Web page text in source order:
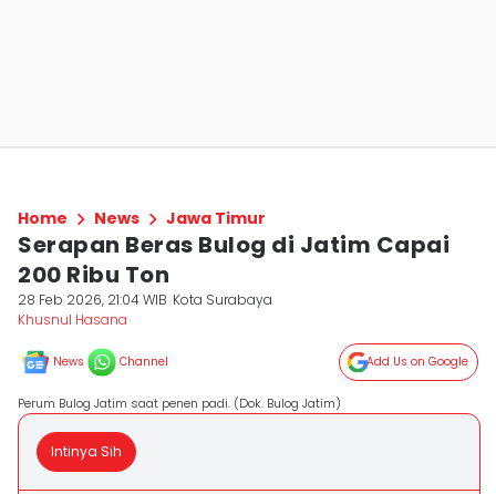
Home News Jawa Timur
Serapan Beras Bulog di Jatim Capai
200 Ribu Ton
28 Feb 2026, 21:04 WIB Kota Surabaya
Khusnul Hasana
News Channel Add Us on Google
Perum Bulog Jatim saat penen padi. (Dok. Bulog Jatim)
Intinya Sih